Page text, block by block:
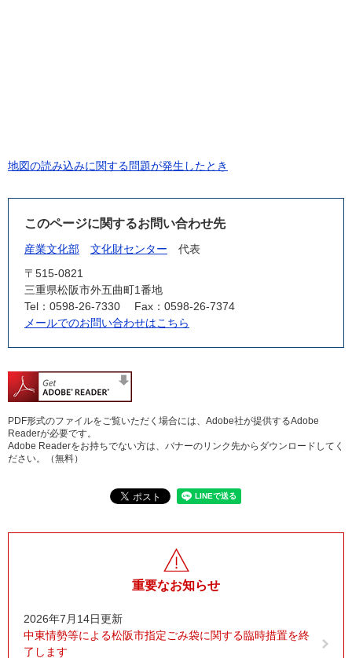
地図の読み込みに関する問題が発生したとき
このページに関するお問い合わせ先
産業文化部 文化財センター
代表
〒515-0821
三重県松阪市外五曲町1番地
Tel：0598-26-7330
Fax：0598-26-7374
メールでのお問い合わせはこちら
PDF形式のファイルをご覧いただく場合には、Adobe社が提供するAdobe
Readerが必要です。
Adobe Readerをお持ちでない方は、バナーのリンク先からダウンロードしてく
ださい。（無料）
重要なお知らせ
2026年7月14日更新
中東情勢等による松阪市指定ごみ袋に関する臨時措置を終
了します